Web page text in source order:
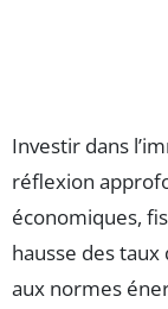
Investir dans
réflexion
économiques,
hausse des
aux normes